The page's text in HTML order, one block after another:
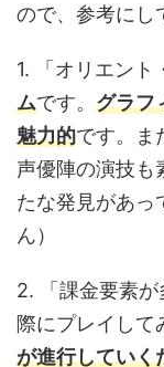
ので、参考にし
1. 「オリエント
ムです。 グラフ
魅力的です。ま
声優陣の演技も
たな発見があっ
ん）
2. 「課金要素
際にプレイして
が進行していく